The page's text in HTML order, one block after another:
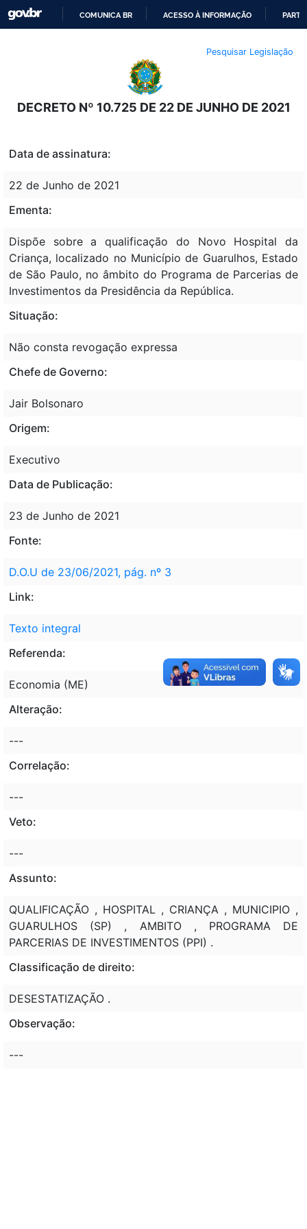
O
CONTEÚDO
COMUNICA BR ACESSO À INFORMAÇÃO
Pesquisar Legislação
DECRETO Nº 10.725 DE 22 DE JUNHO DE 2021
Data de assinatura:
22 de Junho de 2021
Ementa:
Dispõe sobre a qualificação do Novo Hospital da
Criança, localizado no Município de Guarulhos, Estado
de São Paulo, no âmbito do Programa de Parcerias de
Investimentos da Presidência da República.
Situação:
Não consta revogação expressa
Chefe de Governo:
Jair Bolsonaro
Origem:
Executivo
Data de Publicação:
23 de Junho de 2021
Fonte:
D.O.U de 23/06/2021, pág. nº 3
Link:
Texto integral
Referenda:
Economia (ME)
Alteração:
---
Correlação:
---
Veto:
---
Assunto:
QUALIFICAÇÃO , HOSPITAL , CRIANÇA , MUNICIPIO ,
GUARULHOS (SP) , AMBITO , PROGRAMA DE
PARCERIAS DE INVESTIMENTOS (PPI) .
Classificação de direito:
DESESTATIZAÇÃO .
Observação:
---